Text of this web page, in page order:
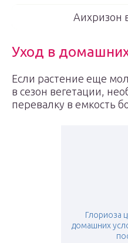
Аихризон
Уход в
Если растение еще
в сезон вегетации,
перевалку в емкость
Глориоза
домашних